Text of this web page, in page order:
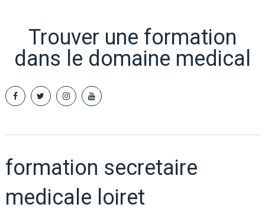
Trouver une formation
dans le domaine medical
formation secretaire
medicale loiret